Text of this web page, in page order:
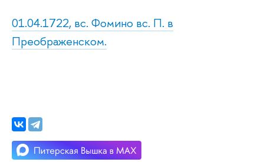
01.04.1722, вс. Фомино вс. П. в
Преображенском.